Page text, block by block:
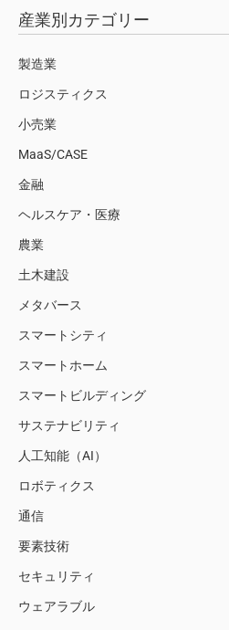
産業別カテゴリー
製造業
ロジスティクス
小売業
MaaS/CASE
金融
ヘルスケア・医療
農業
土木建設
メタバース
スマートシティ
スマートホーム
スマートビルディング
サステナビリティ
人工知能（AI）
ロボティクス
通信
要素技術
セキュリティ
ウェアラブル